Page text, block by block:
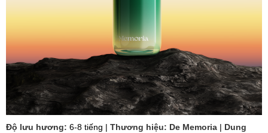
Độ lưu hương: 6-8 tiếng | Thương hiệu: De Memoria | Dung